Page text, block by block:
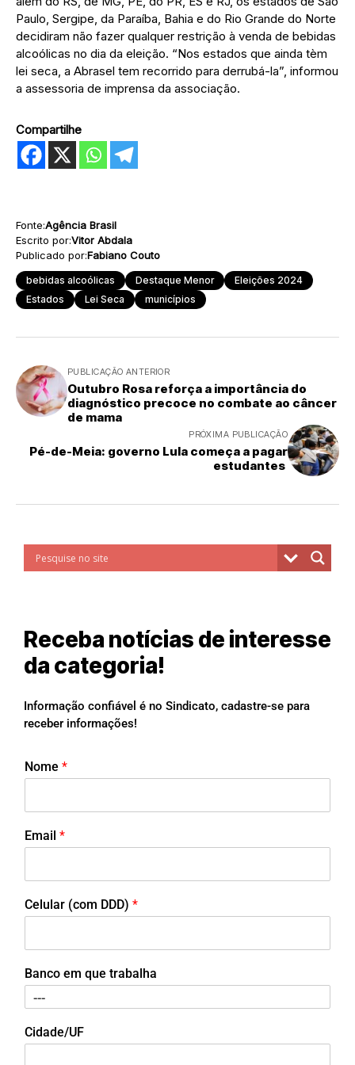
Paulo, Sergipe, da Paraíba, Bahia e do Rio Grande do Norte
decidiram não fazer qualquer restrição à venda de bebidas
alcoólicas no dia da eleição. “Nos estados que ainda tèm
lei seca, a Abrasel tem recorrido para derrubá-la”, informou
a assessoria de imprensa da associação.
Compartilhe
Fonte:Agência Brasil
Escrito por:Vitor Abdala
Publicado por:Fabiano Couto
bebidas alcoólicas Destaque Menor
Eleições 2024
Estados
Lei Seca municípios
PUBLICAÇÃO ANTERIOR
Outubro Rosa reforça a importância do
diagnóstico precoce no combate ao câncer
de mama
PRÓXIMA PUBLICAÇÃO
Pé-de-Meia: governo Lula começa a pagar
estudantes
Receba notícias de interesse
da categoria!
Informação confiável é no Sindicato, cadastre-se para
receber informações!
Nome *
Email *
Celular (com DDD) *
Banco em que trabalha
Cidade/UF